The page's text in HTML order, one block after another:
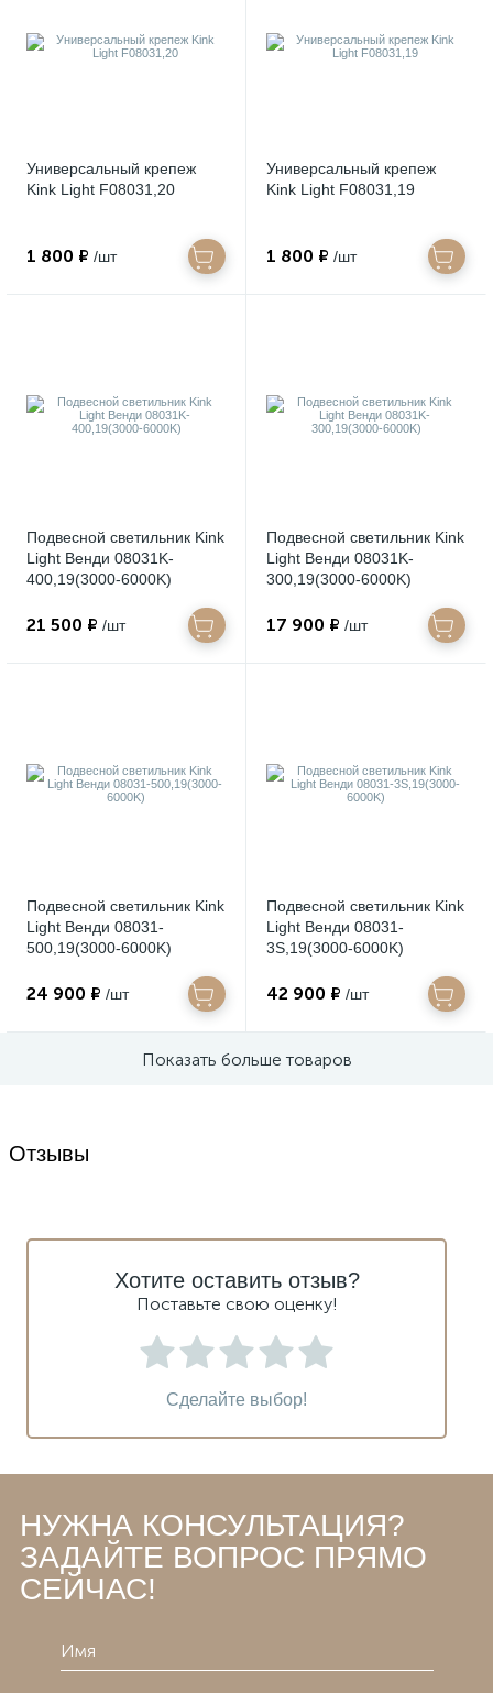
Универсальный крепеж
Kink Light F08031,20
1 800 ₽ /шт
Универсальный крепеж
Kink Light F08031,19
1 800 ₽ /шт
Подвесной светильник Kink
Light Венди 08031K-
400,19(3000-6000K)
21 500 ₽ /шт
Подвесной светильник Kink
Light Венди 08031K-
300,19(3000-6000K)
17 900 ₽ /шт
Подвесной светильник Kink
Light Венди 08031-
500,19(3000-6000K)
24 900 ₽ /шт
Подвесной светильник Kink
Light Венди 08031-
3S,19(3000-6000K)
42 900 ₽ /шт
Показать больше товаров
Отзывы
Хотите оставить отзыв?
Поставьте свою оценку!
Сделайте выбор!
НУЖНА КОНСУЛЬТАЦИЯ?
ЗАДАЙТЕ ВОПРОС ПРЯМО
СЕЙЧАС!